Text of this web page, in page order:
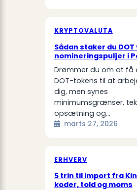
KRYPTOVALUTA
Sådan staker du DOT
nomineringspuljer i
Drømmer du om at få
DOT-tokens til at
dig, men synes
minimumsgrænser,
opsætning og…
marts 27, 2026
ERHVERV
5 trin til import fra
koder, told og moms